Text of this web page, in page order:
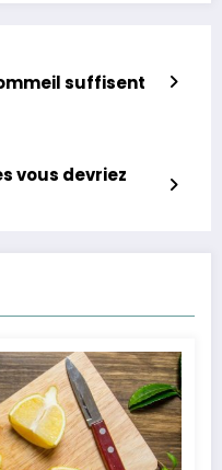
suffisent
vous devriez